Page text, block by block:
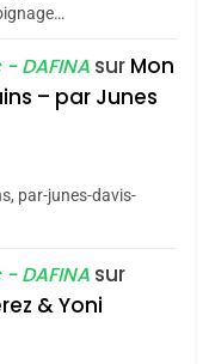
amandes de
miel de Tadla
– Vanessa
DAFINA sur Mon
– par Junes
par-junes-davis-
DAFINA sur
& Yoni